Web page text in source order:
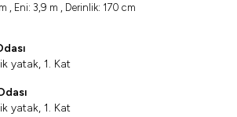
, Eni: 3,9 m , Derinlik: 170 cm
yatak, 1. Kat
yatak, 1. Kat